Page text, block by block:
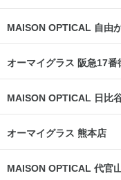
MAISON OPTICAL 自由
オーマイグラス 阪急17番
MAISON OPTICAL 日比
オーマイグラス 熊本店
MAISON OPTICAL 代官